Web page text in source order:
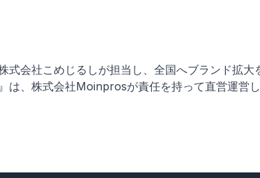
式会社こめじるしが担当し、全国へブランド拡
は、株式会社Moinprosが責任を持って直営運営